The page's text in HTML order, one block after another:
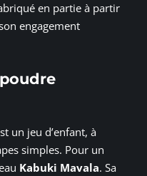
en partie à partir
engagement
un jeu d’enfant, à
simples. Pour un
Kabuki Mavala. Sa